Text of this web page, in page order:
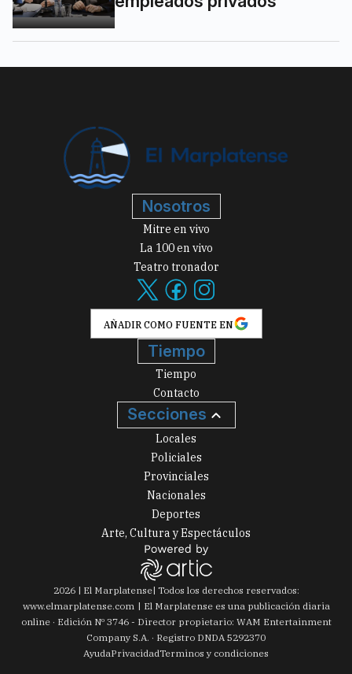
Nosotros
Mitre en vivo
La 100 en vivo
Teatro tronador
AÑADIR COMO FUENTE EN
Tiempo
Tiempo
Contacto
Secciones
Locales
Policiales
Provinciales
Nacionales
Deportes
Arte, Cultura y Espectáculos
2026| El Marplatense| Todos los derechos reservados:
www.elmarplatense.com
El Marplatense es una publicación diaria
online · Edición Nº 3746- Director propietario: WAM Entertainment
Company S.A. · Registro DNDA 5292370
AyudaPrivacidadTerminos y condiciones